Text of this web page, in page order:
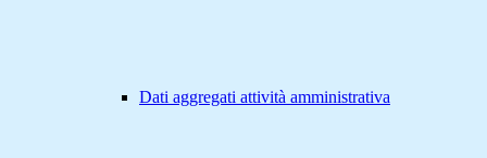
Dati aggregati attività amministrativa